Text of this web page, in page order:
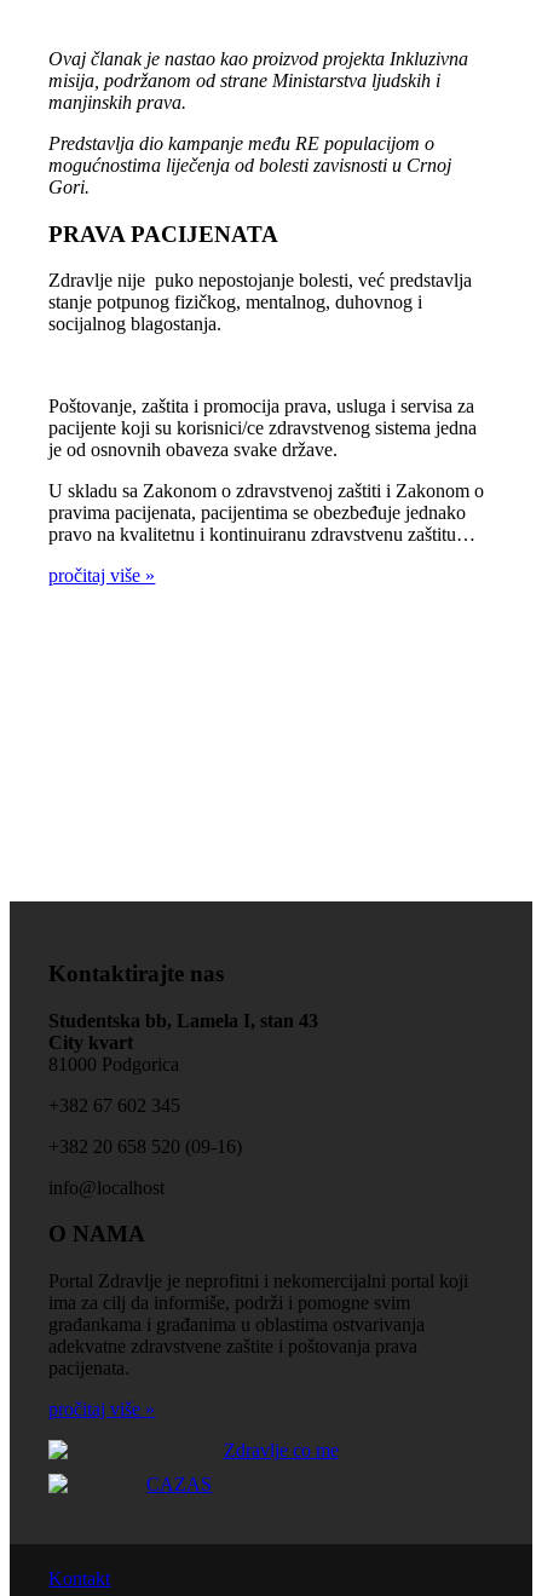
Ovaj članak je nastao kao proizvod projekta Inkluzivna
misija, podržanom od strane Ministarstva ljudskih i
manjinskih prava.
Predstavlja dio kampanje među RE populacijom o
mogućnostima liječenja od bolesti zavisnosti u Crnoj
Gori.
PRAVA PACIJENATA
Zdravlje nije puko nepostojanje bolesti, već predstavlja
stanje potpunog fizičkog, mentalnog, duhovnog i
socijalnog blagostanja.
Poštovanje, zaštita i promocija prava, usluga i servisa za
pacijente koji su korisnici/ce zdravstvenog sistema jedna
je od osnovnih obaveza svake države.
U skladu sa Zakonom o zdravstvenoj zaštiti i Zakonom o
pravima pacijenata, pacijentima se obezbeđuje jednako
pravo na kvalitetnu i kontinuiranu zdravstvenu zaštitu…
pročitaj više »
Kontaktirajte nas
Studentska bb, Lamela I, stan 43
City kvart
81000 Podgorica
+‎382 67 602 345
+‎382 20 658 520 (09-16)
info@localhost
O NAMA
Portal Zdravlje je neprofitni i nekomercijalni portal koji
ima za cilj da informiše, podrži i pomogne svim
građankama i građanima u oblastima ostvarivanja
adekvatne zdravstvene zaštite i poštovanja prava
pacijenata.
pročitaj više »
Kontakt